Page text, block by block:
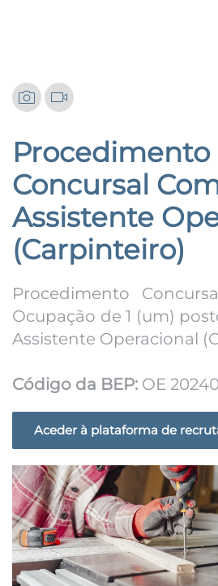
Procedimento
Concursal
Assistente
(Carpinteiro)
Procedimento
Ocupação de 1 (um)
Assistente Operacional
Código da BEP: OE
Aceder à plataforma de